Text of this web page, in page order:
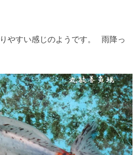
やすい感じのようです。 雨降っ